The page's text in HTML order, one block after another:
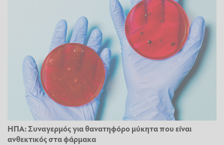
ΗΠΑ: Συναγερμός για θανατηφόρο μύκητα που είναι
ανθεκτικός στα φάρμακα